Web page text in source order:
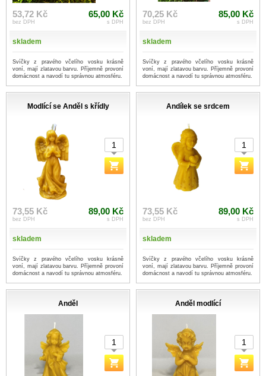
53,72 Kč
bez DPH
65,00 Kč
s DPH
skladem
Svíčky z pravého včelího vosku krásně
voní, mají zlatavou barvu. Příjemně provoní
domácnost a navodí tu správnou atmosféru.
70,25 Kč
bez DPH
85,00 Kč
s DPH
skladem
Svíčky z pravého včelího vosku krásně
voní, mají zlatavou barvu. Příjemně provoní
domácnost a navodí tu správnou atmosféru.
Modlící se Anděl s křídly
73,55 Kč
bez DPH
89,00 Kč
s DPH
skladem
Svíčky z pravého včelího vosku krásně
voní, mají zlatavou barvu. Příjemně provoní
domácnost a navodí tu správnou atmosféru.
Andílek se srdcem
73,55 Kč
bez DPH
89,00 Kč
s DPH
skladem
Svíčky z pravého včelího vosku krásně
voní, mají zlatavou barvu. Příjemně provoní
domácnost a navodí tu správnou atmosféru.
Anděl Anděl modlící